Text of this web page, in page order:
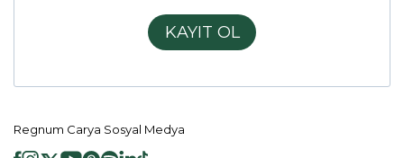
KAYIT OL
Regnum Carya Sosyal Medya